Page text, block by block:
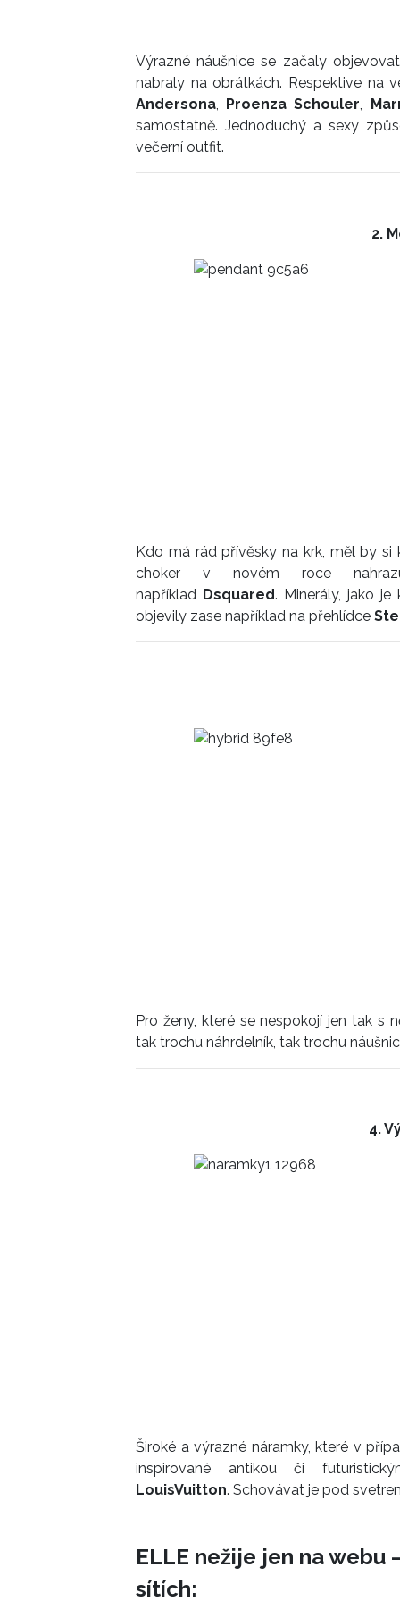
Výrazné náušnice se začaly
nabraly na obrátkách. Respektive na
Andersona, Proenza Schouler,
samostatně. Jednoduchý a sexy
večerní outfit.
2.
Kdo má rád přívěsky na krk, měl by
choker v novém roce
například Dsquared. Minerály, jako
objevily zase například na přehlídce
Pro ženy, které se nespokojí jen tak s
tak trochu náhrdelník, tak trochu
4.
Široké a výrazné náramky, které v
inspirované antikou či
LouisVuitton. Schovávat je pod
ELLE nežije jen na webu
sítích: